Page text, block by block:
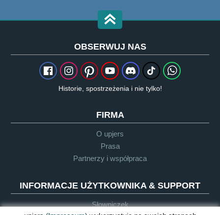
OBSERWUJ NAS
Historie, spostrzeżenia i nie tylko!
FIRMA
O upjers
Prasa
Partnerzy i współpraca
INFORMACJE UŻYTKOWNIKA & SUPPORT
Słowniczek